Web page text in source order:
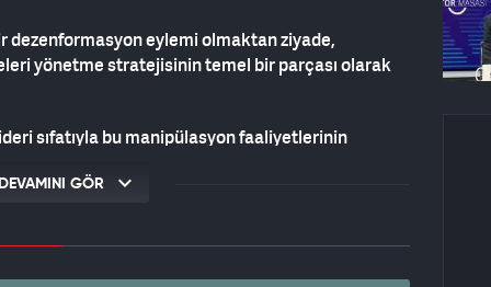
dezenformasyon eylemi olmaktan ziyade,
yönetme stratejisinin temel bir parçası olarak
sıfatıyla bu manipülasyon faaliyetlerinin
konusu dijital algı operasyonlarının arkasında
DEVAMINI GÖR